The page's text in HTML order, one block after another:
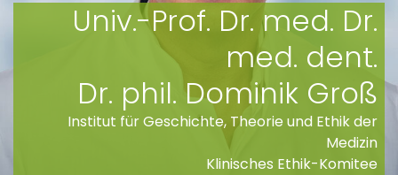
Univ.-Prof. Dr. med. Dr.
med. dent.
Dr. phil. Dominik Groß
Institut für Geschichte, Theorie und Ethik der
Medizin
Klinisches Ethik-Komitee